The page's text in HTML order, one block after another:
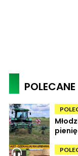
POLECANE